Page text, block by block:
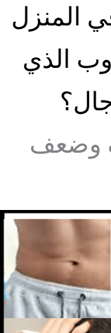
المنزل
الذي
وضعف